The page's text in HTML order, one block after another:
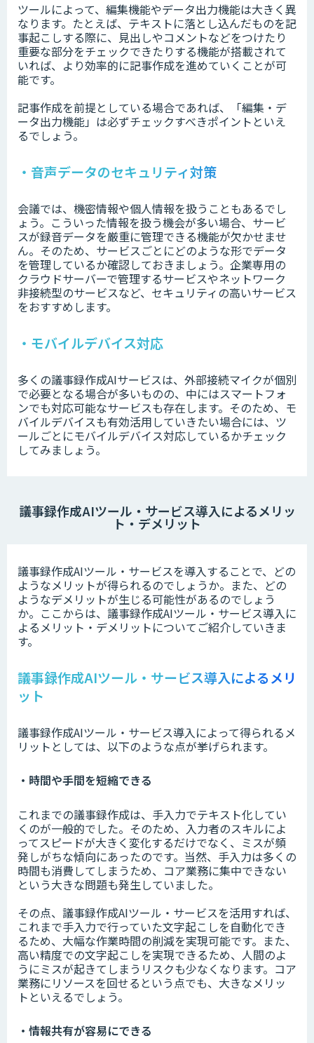
ツールによって、編集機能やデータ出力機能は大きく異
なります。たとえば、テキストに落とし込んだものを記
事起こしする際に、見出しやコメントなどをつけたり
重要な部分をチェックできたりする機能が搭載されて
いれば、より効率的に記事作成を進めていくことが可
能です。
記事作成を前提としている場合であれば、「編集・デ
ータ出力機能」は必ずチェックすべきポイントといえ
るでしょう。
・音声データのセキュリティ対策
会議では、機密情報や個人情報を扱うこともあるでし
ょう。こういった情報を扱う機会が多い場合、サービ
スが録音データを厳重に管理できる機能が欠かせませ
ん。そのため、サービスごとにどのような形でデータ
を管理しているか確認しておきましょう。企業専用の
クラウドサーバーで管理するサービスやネットワーク
非接続型のサービスなど、セキュリティの高いサービス
をおすすめします。
・モバイルデバイス対応
多くの議事録作成AIサービスは、外部接続マイクが個別
で必要となる場合が多いものの、中にはスマートフォ
ンでも対応可能なサービスも存在します。そのため、モ
バイルデバイスも有効活用していきたい場合には、ツ
ールごとにモバイルデバイス対応しているかチェック
してみましょう。
議事録作成AIツール・サービス導入によるメリッ
ト・デメリット
議事録作成AIツール・サービスを導入することで、どの
ようなメリットが得られるのでしょうか。また、どの
ようなデメリットが生じる可能性があるのでしょう
か。ここからは、議事録作成AIツール・サービス導入に
よるメリット・デメリットについてご紹介していきま
す。
議事録作成AIツール・サービス導入によるメリ
ット
議事録作成AIツール・サービス導入によって得られるメ
リットとしては、以下のような点が挙げられます。
・時間や手間を短縮できる
これまでの議事録作成は、手入力でテキスト化してい
くのが一般的でした。そのため、入力者のスキルによ
ってスピードが大きく変化するだけでなく、ミスが頻
発しがちな傾向にあったのです。当然、手入力は多くの
時間も消費してしまうため、コア業務に集中できない
という大きな問題も発生していました。
その点、議事録作成AIツール・サービスを活用すれば、
これまで手入力で行っていた文字起こしを自動化でき
るため、大幅な作業時間の削減を実現可能です。また、
高い精度での文字起こしを実現できるため、人間のよ
うにミスが起きてしまうリスクも少なくなります。コア
業務にリソースを回せるという点でも、大きなメリッ
トといえるでしょう。
・情報共有が容易にできる